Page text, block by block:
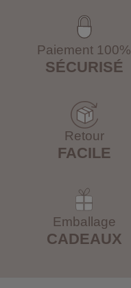
Paiement 100%
SÉCURISÉ
Retour
FACILE
Emballage
CADEAUX